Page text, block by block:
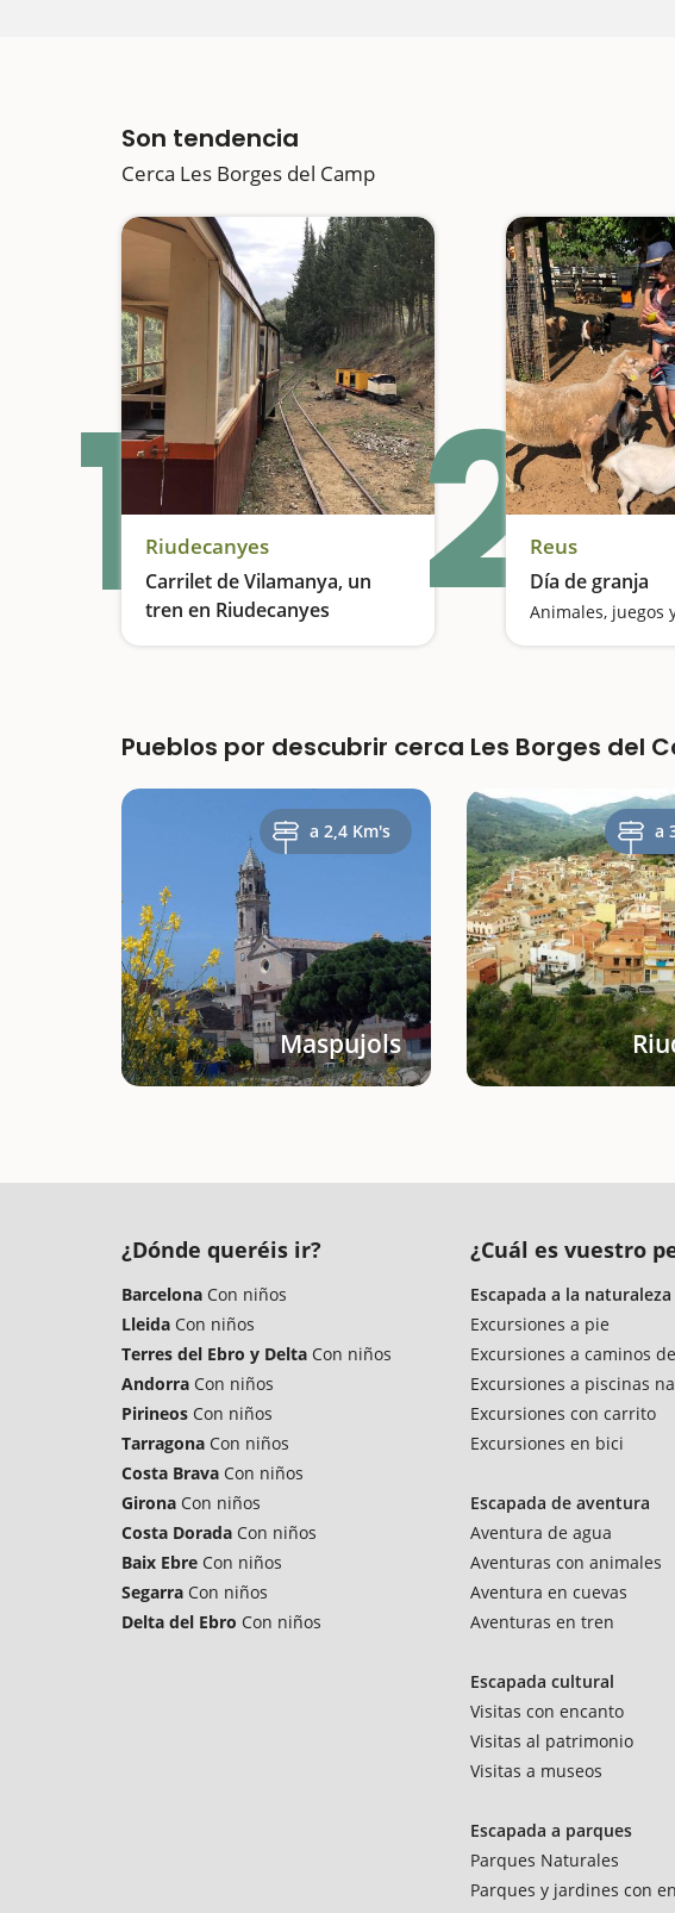
Son tendencia
Cerca Les Borges del Camp
1Riudecanyes
Carrilet de Vilamanya, un
tren en Riudecanyes
Un tren en medio de la naturaleza 2Reus
Día de granja
Pueblos por descubrir cerca Les Borges del
a 2,4 Km's
Maspujols
a
¿Dónde queréis ir?
Barcelona Con niños
Lleida Con niños
Terres del Ebro y Delta Con niños
Andorra Con niños
Pirineos Con niños
Tarragona Con niños
Costa Brava Con niños
Girona Con niños
Costa Dorada Con niños
Baix Ebre Con niños
Segarra Con niños
Delta del Ebro Con niños
¿Cuál es vuestro
Escapada a la naturaleza
Excursiones a pie
Excursiones a caminos
Excursiones a piscinas
Excursiones con carrito
Excursiones en bici
Escapada de aventura
Aventura de agua
Aventuras con animales
Aventura en cuevas
Aventuras en tren
Escapada cultural
Visitas con encanto
Visitas al patrimonio
Visitas a museos
Escapada a parques
Parques Naturales
Parques y jardines con